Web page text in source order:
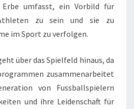
umfasst, ein Vorbild für
zu sein und sie zu
im Sport zu verfolgen.
über das Spielfeld hinaus, da
zusammenarbeitet
von Fussballspielern
und ihre Leidenschaft für